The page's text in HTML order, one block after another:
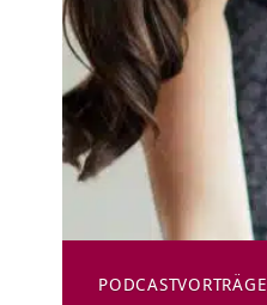
PODCASTVORTRÄGE